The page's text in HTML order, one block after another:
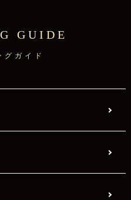
GUIDE
グガイド